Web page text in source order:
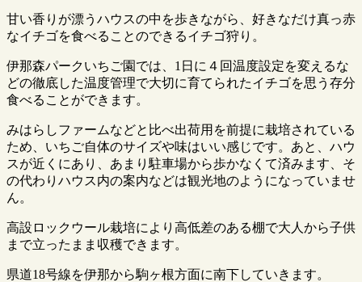
甘い香りが漂うハウスの中を歩きながら、好きなだけ真っ赤
なイチゴを食べることのできるイチゴ狩り。
伊那森パークいちご園では、1日に４回温度設定を変えるな
どの徹底した温度管理で大切に育てられたイチゴを思う存分
食べることができます。
みはらしファームなどと比べ出荷用を前提に栽培されている
ため、いちご自体のサイズや味はいい感じです。あと、ハウ
スが近くにあり、あまり駐車場から歩かなくて済みます、そ
の代わりハウス内の案内などは観光地のようになっていませ
ん。
高設ロックウール栽培により高低差のある棚で大人から子供
まで立ったまま収穫できます。
県道18号線を伊那から駒ヶ根方面に南下していきます。